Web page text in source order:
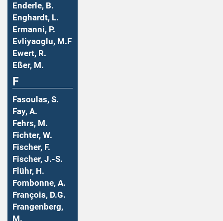
Enderle, B.
Enghardt, L.
Ermanni, P.
Evliyaoglu, M.F
Ewert, R.
Eßer, M.
F
Fasoulas, S.
Fay, A.
Fehrs, M.
Fichter, W.
Fischer, F.
Fischer, J.-S.
Flühr, H.
Fombonne, A.
François, D.G.
Frangenberg,
M.